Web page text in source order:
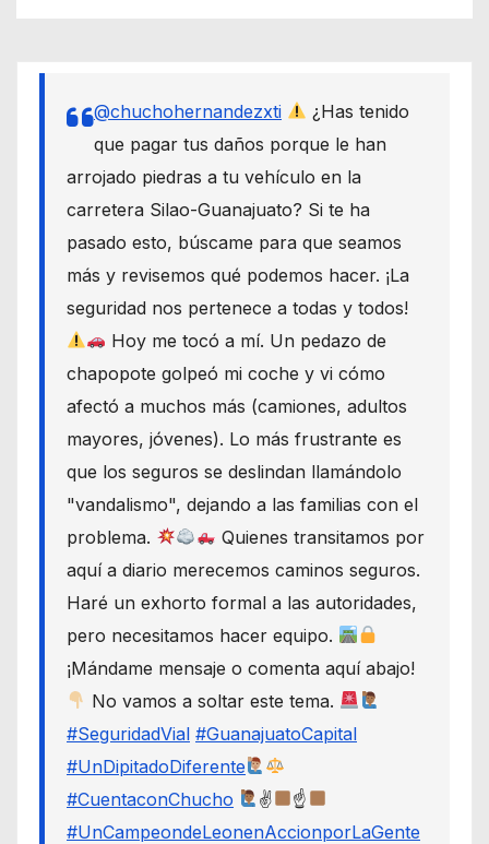
@chuchohernandezxti
¿Has tenido
que pagar tus daños porque le han
arrojado piedras a tu vehículo en la
carretera Silao-Guanajuato? Si te ha
pasado esto, búscame para que seamos
más y revisemos qué podemos hacer. ¡La
seguridad nos pertenece a todas y todos!
Hoy me tocó a mí. Un pedazo de
chapopote golpeó mi coche y vi cómo
afectó a muchos más (camiones, adultos
mayores, jóvenes). Lo más frustrante es
que los seguros se deslindan llamándolo
"vandalismo", dejando a las familias con el
problema.
Quienes transitamos por
aquí a diario merecemos caminos seguros.
Haré un exhorto formal a las autoridades,
pero necesitamos hacer equipo.
¡Mándame mensaje o comenta aquí abajo!
No vamos a soltar este tema.
#SeguridadVial #GuanajuatoCapital
#UnDipitadoDiferente
#CuentaconChucho
✌
☝
#UnCampeondeLeonenAccionporLaGente